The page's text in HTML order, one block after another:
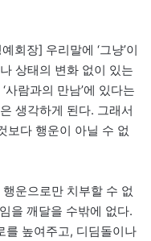
회장] 우리말에 ‘그냥’이
상태의 변화 없이 있는
람과의 만남’에 있다는
생각하게 된다. 그래서
보다 행운이 아닐 수 없
운으로만 치부할 수 없
을 깨달을 수밖에 없다.
를 높여주고, 디딤돌이나